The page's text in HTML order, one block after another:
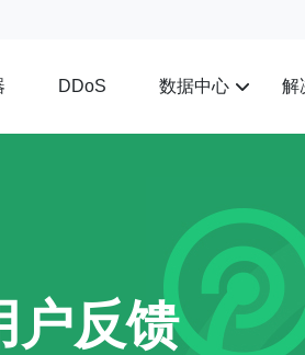
DDoS 数据中心 解
户反馈